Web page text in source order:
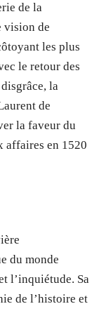
de la
vision de
les plus
le retour des
la
de
la faveur du
affaires en 1520
du monde
l’inquiétude. Sa
de l’histoire et